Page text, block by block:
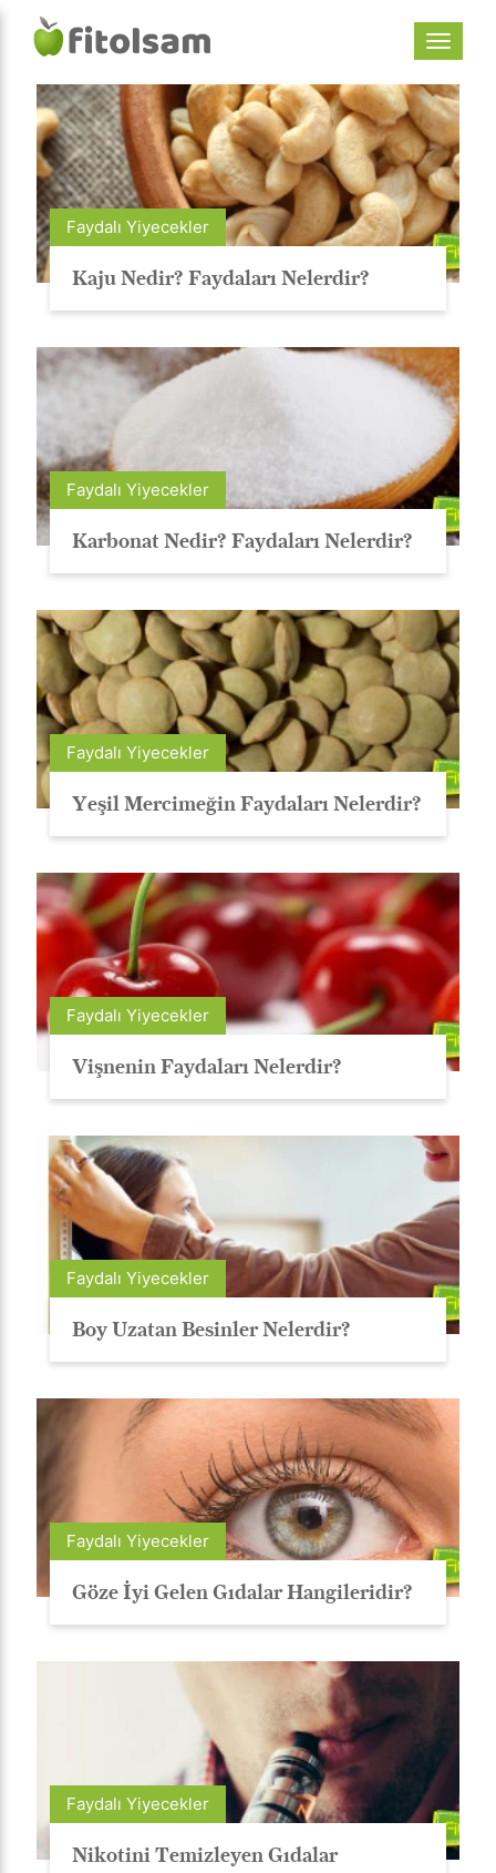
Faydalı Yiyecekler
Kaju Nedir? Faydaları Nelerdir?
Faydalı Yiyecekler
Karbonat Nedir? Faydaları Nelerdir?
Faydalı Yiyecekler
Yeşil Mercimeğin Faydaları Nelerdir?
Faydalı Yiyecekler
Vişnenin Faydaları Nelerdir?
Faydalı Yiyecekler
Boy Uzatan Besinler Nelerdir?
Faydalı Yiyecekler
Göze İyi Gelen Gıdalar Hangileridir?
Faydalı Yiyecekler
Nikotini Temizleyen Gıdalar